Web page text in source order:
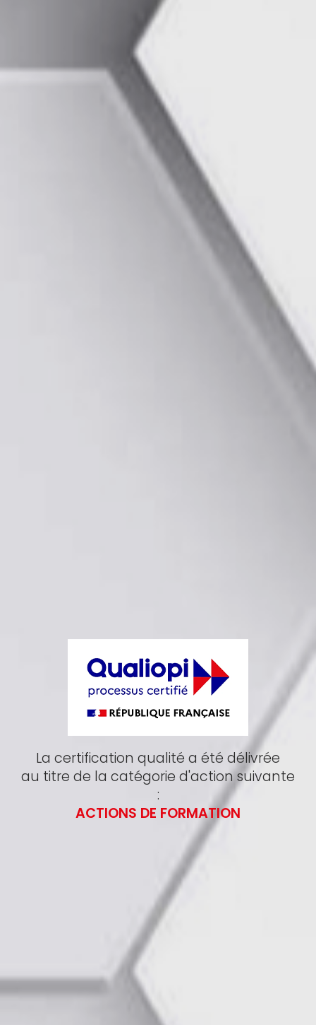
La certification qualité a été délivrée
au titre de la catégorie d'action suivante
:
ACTIONS DE FORMATION